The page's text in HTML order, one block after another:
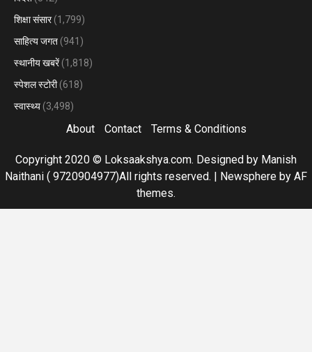
शिक्षा संसार(1,799)
साहित्य जगत (941)
स्थानीय खबरें(1,818)
स्पेशल स्टोरी(618)
स्वास्थ्य (3,498)
About Contact Terms & Conditions
Copyright 2020 © Loksaakshya.com. Designed by Manish
Naithani ( 9720904977)All rights reserved. | Newsphere by AF
themes.